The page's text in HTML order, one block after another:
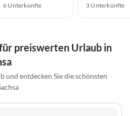
6 Unterkünfte 3 Unterkünfte
preiswerten Urlaub in
und entdecken Sie die schönsten